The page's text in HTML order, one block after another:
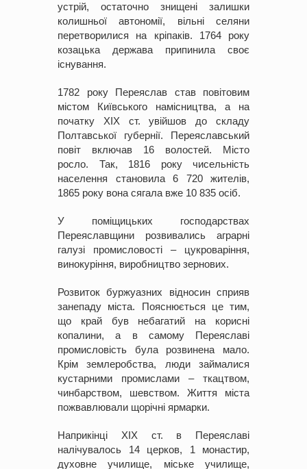
устрій, остаточно знищені залишки
колишньої автономії, вільні селяни
перетворилися на кріпаків. 1764 року
козацька держава припинила своє
існування.
1782 року Переяслав став повітовим
містом Київського намісництва, а на
початку XIX ст. увійшов до складу
Полтавської губернії. Переяславський
повіт включав 16 волостей. Місто
росло. Так, 1816 року чисельність
населення становила 6 720 жителів,
1865 року вона сягала вже 10 835 осіб.
У поміщицьких господарствах
Переяславщини розвивались аграрні
галузі промисловості – цукроваріння,
винокуріння, виробництво зернових.
Розвиток буржуазних відносин сприяв
занепаду міста. Пояснюється це тим,
що край був небагатий на корисні
копалини, а в самому Переяславі
промисловість була розвинена мало.
Крім землеробства, люди займалися
кустарними промислами – ткацтвом,
чинбарством, шевством. Життя міста
пожвавлювали щорічні ярмарки.
Наприкінці XIX ст. в Переяславі
налічувалось 14 церков, 1 монастир,
духовне училище, міське училище,